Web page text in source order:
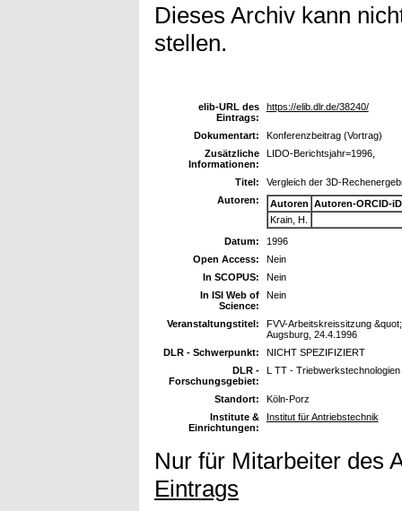
Dieses Archiv kann
stellen.
elib-URL des
Eintrags:
https://elib.dlr.de/38240/
Dokumentart:
Konferenzbeitrag (Vortrag)
Zusätzliche
Informationen:
LIDO-Berichtsjahr=1996,
Titel:
Vergleich der 3D-
Autoren:
Autoren Autoren-ORCID-iD
Krain, H.
Datum:
1996
Open Access:
Nein
In SCOPUS:
Nein
In ISI Web of
Science:
Nein
Veranstaltungstitel:
FVV-Arbeitskreissitzung
Augsburg, 24.4.1996
DLR - Schwerpunkt:
NICHT SPEZIFIZIERT
DLR -
Forschungsgebiet:
L TT - Triebwerkstechnologien
Standort:
Köln-Porz
Institute &
Einrichtungen:
Institut für Antriebstechnik
Nur für Mitarbeiter des
Eintrags